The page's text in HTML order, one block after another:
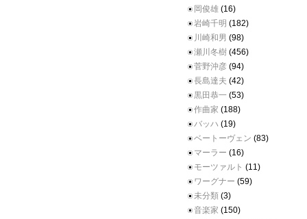
岡俊雄 (16)
岩崎千明 (182)
川崎和男 (98)
瀬川冬樹 (456)
菅野沖彦 (94)
長島達夫 (42)
黒田恭一 (53)
作曲家 (188)
バッハ (19)
ベートーヴェン (83)
マーラー (16)
モーツァルト (11)
ワーグナー (59)
未分類 (3)
音楽家 (150)